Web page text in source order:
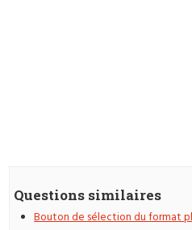
Questions similaires
Bouton de sélection du format